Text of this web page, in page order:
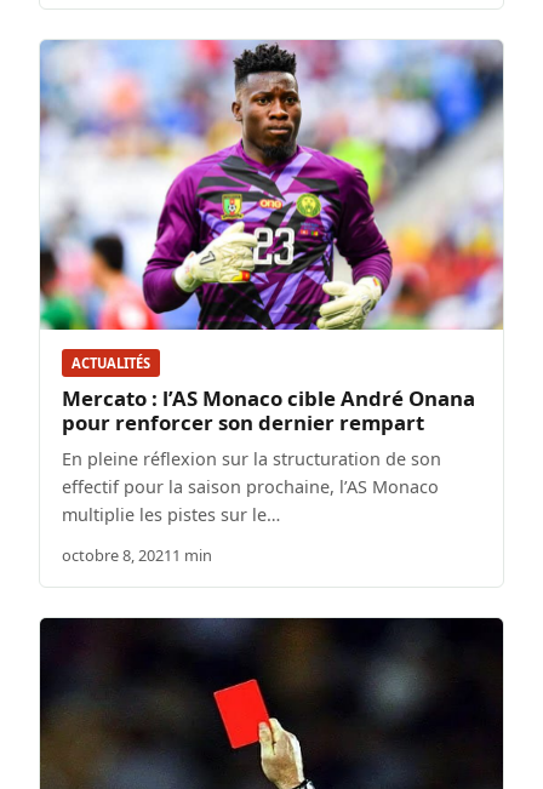
ACTUALITÉS
Mercato : l’AS Monaco cible André Onana
pour renforcer son dernier rempart
En pleine réflexion sur la structuration de son
effectif pour la saison prochaine, l’AS Monaco
multiplie les pistes sur le…
octobre 8, 20211 min